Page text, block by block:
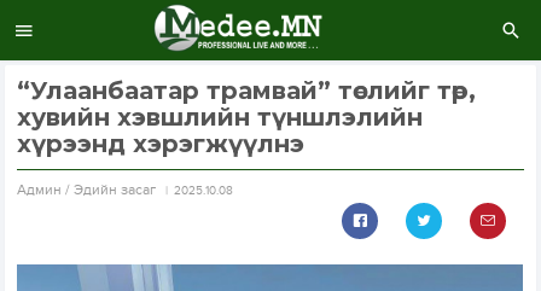
“Улаанбаатар трамвай” төслийг төр,
хувийн хэвшлийн түншлэлийн
хүрээнд хэрэгжүүлнэ
Aдмин / Эдийн засаг 2025.10.08